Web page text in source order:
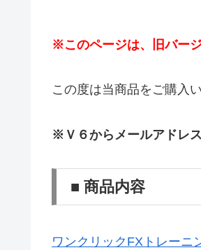
※このページは、旧バー
この度は当商品をご購入
※Ｖ６からメールアドレ
■ 商品内容
ワンクリックFXトレーニ